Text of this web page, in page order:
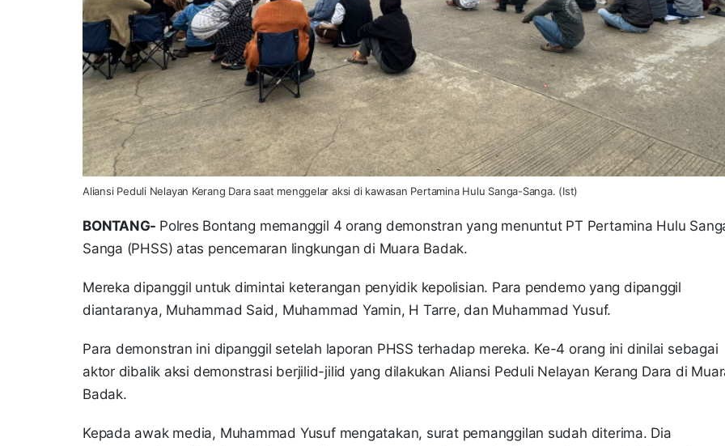
Aliansi Peduli Nelayan Kerang Dara saat menggelar aksi di kawasan Pertamina Hulu Sanga-Sanga. (Ist)
BONTANG- Polres Bontang memanggil 4 orang demonstran yang menuntut PT Pertamina Hulu
Sanga (PHSS) atas pencemaran lingkungan di Muara Badak.
Mereka dipanggil untuk dimintai keterangan penyidik kepolisian. Para pendemo yang dipanggil
diantaranya, Muhammad Said, Muhammad Yamin, H Tarre, dan Muhammad Yusuf.
Para demonstran ini dipanggil setelah laporan PHSS terhadap mereka. Ke-4 orang ini dinilai sebagai
aktor dibalik aksi demonstrasi berjilid-jilid yang dilakukan Aliansi Peduli Nelayan Kerang Dara di
Badak.
Kepada awak media, Muhammad Yusuf mengatakan, surat pemanggilan sudah diterima. Dia